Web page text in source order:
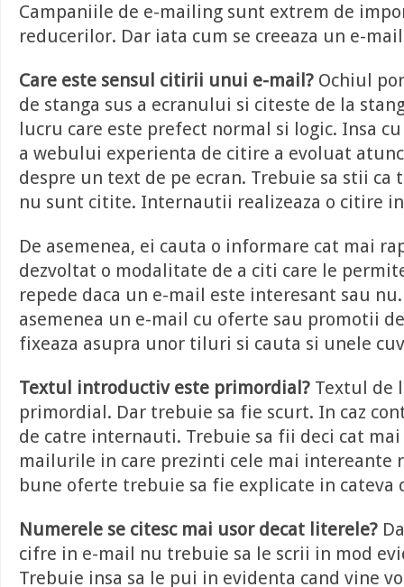
Campaniile de e-mailing sunt extrem de
reducerilor. Dar iata cum se creeaza un e-
Care este sensul citirii unui e-mail? Ochiul
de stanga sus a ecranului si citeste de la
lucru care este prefect normal si logic. Insa
a webului experienta de citire a evoluat
despre un text de pe ecran. Trebuie sa stii ca
nu sunt citite. Internautii realizeaza o citire in
De asemenea, ei cauta o informare cat mai
dezvoltat o modalitate de a citi care le
repede daca un e-mail este interesant sau
asemenea un e-mail cu oferte sau promotii
fixeaza asupra unor tiluri si cauta si unele
Textul introductiv este primordial? Textul de
primordial. Dar trebuie sa fie scurt. In caz
de catre internauti. Trebuie sa fii deci cat mai
mailurile in care prezinti cele mai intereante
bune oferte trebuie sa fie explicate in cateva
Numerele se citesc mai usor decat literele?
cifre in e-mail nu trebuie sa le scrii in mod
Trebuie insa sa le pui in evidenta cand vine